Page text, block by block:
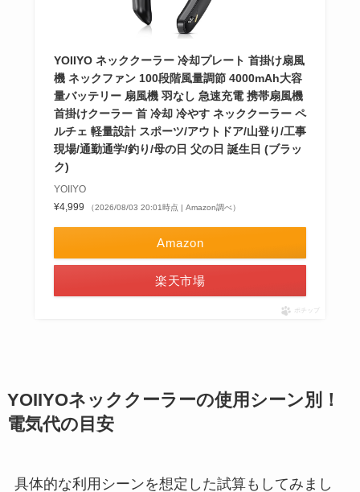
YOIIYO ネッククーラー 冷却プレート 首掛け扇風
機 ネックファン 100段階風量調節 4000mAh大容
量バッテリー 扇風機 羽なし 急速充電 携帯扇風機
首掛けクーラー 首 冷却 冷やす ネッククーラー ペ
ルチェ 軽量設計 スポーツ/アウトドア/山登り/工事
現場/通勤通学/釣り/母の日 父の日 誕生日 (ブラッ
ク)
YOIIYO
¥4,999
（2026/08/03 20:01時点 | Amazon調べ）
Amazon
楽天市場
ポチップ
YOIIYOネッククーラーの使用シーン別！
電気代の目安
具体的な利用シーンを想定した試算もしてみまし